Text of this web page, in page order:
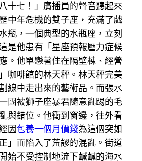
十七！」廣播員的聲音聽起來
中年危機的雙子座，充滿了戲
瓶，一個典型的水瓶座，立刻
是他患有「星座預報壓力症候
。他單戀著住在隔壁棟、經營
咖啡館的林天秤。林天秤完美
線中走出來的藝術品。而張水
團被獅子座暴君隨意亂踢的毛
與錯位。他衝到窗邊，往外看
因包養一個月價錢為這個突如
」而陷入了荒謬的混亂。街道
始不受控制地流下鹹鹹的海水